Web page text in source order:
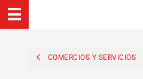
COMERCIOS Y SERVICIOS